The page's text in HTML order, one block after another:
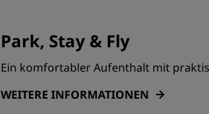
Park, Stay & Fly
Ein komfortabler Aufenthalt mit
WEITERE INFORMATIONEN